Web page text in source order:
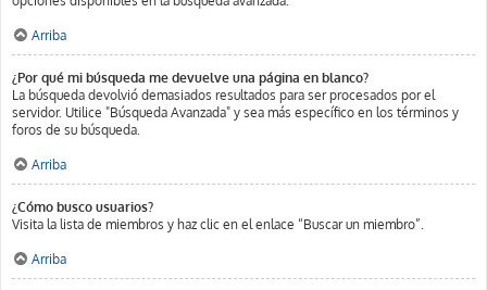
Arriba
¿Por qué mi búsqueda me devuelve una página en blanco?
La búsqueda devolvió demasiados resultados para ser procesados por el
servidor. Utilice "Búsqueda Avanzada" y sea más específico en los términos y
foros de su búsqueda.
Arriba
¿Cómo busco usuarios?
Visita la lista de miembros y haz clic en el enlace “Buscar un miembro”.
Arriba